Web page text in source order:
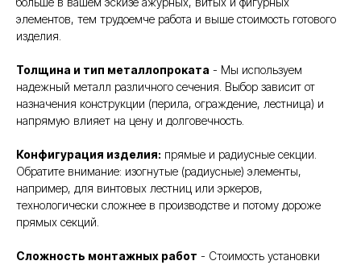
элементов, тем трудоемче работа и выше стоимость готового
изделия.
Толщина и тип металлопроката - Мы используем
надежный металл различного сечения. Выбор зависит от
назначения конструкции (перила, ограждение, лестница) и
напрямую влияет на цену и долговечность.
Конфигурация изделия: прямые и радиусные секции.
Обратите внимание: изогнутые (радиусные) элементы,
например, для винтовых лестниц или эркеров,
технологически сложнее в производстве и потому дороже
прямых секций.
Сложность монтажных работ - Стоимость установки